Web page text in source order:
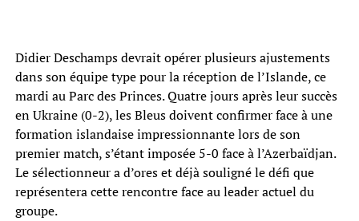
Didier Deschamps devrait opérer plusieurs ajustements
dans son équipe type pour la réception de l’Islande, ce
mardi au Parc des Princes. Quatre jours après leur succès
en Ukraine (0-2), les Bleus doivent confirmer face à une
formation islandaise impressionnante lors de son
premier match, s’étant imposée 5-0 face à l’Azerbaïdjan.
Le sélectionneur a d’ores et déjà souligné le défi que
représentera cette rencontre face au leader actuel du
groupe.